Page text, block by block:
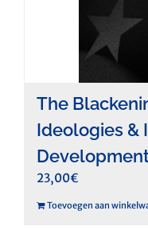
The
Ideologies &
23,00€
Toevoegen aan